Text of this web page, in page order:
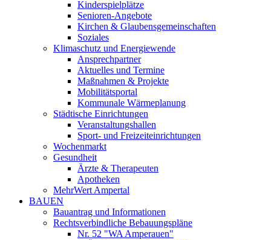
Kinderspielplätze
Senioren-Angebote
Kirchen & Glaubensgemeinschaften
Soziales
Klimaschutz und Energiewende
Ansprechpartner
Aktuelles und Termine
Maßnahmen & Projekte
Mobilitätsportal
Kommunale Wärmeplanung
Städtische Einrichtungen
Veranstaltungshallen
Sport- und Freizeiteinrichtungen
Wochenmarkt
Gesundheit
Ärzte & Therapeuten
Apotheken
MehrWert Ampertal
BAUEN
Bauantrag und Informationen
Rechtsverbindliche Bebauungspläne
Nr. 52 "WA Amperauen"